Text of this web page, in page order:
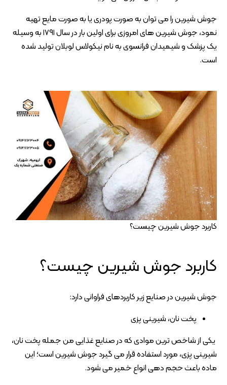
جوش شیرین را می توان به صورت پودری یا به صورت مایع تهیه
نمود، جوش شیرین های امروزی برای اولین بار در سال ۱۷۹۱ به وسیله
یک پزشک و شیمیدان فرانسوی به نام نیکولاس لوبلان تولید شده
است.
کاربرد جوش شیرین چیست؟
کاربرد جوش شیرین چیست؟
جوش شیرین در صنایع زیر کاربردهای فراوانی دارد:
پخت نان، شیرینی پزی
یکی از شاخص ترین موادی که در صنایع غذایی من جمله پخت نان،
شیرینی پزی، مورد استفاده قرار می گیرد جوش شیرین است؛ این
ماده باعث حجم دهی انواع خمیر می شود.